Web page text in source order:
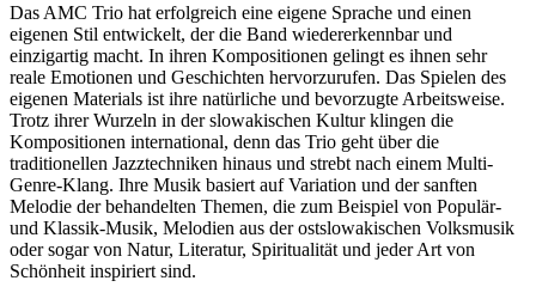
Das AMC Trio hat erfolgreich eine eigene Sprache und einen
eigenen Stil entwickelt, der die Band wiedererkennbar und
einzigartig macht. In ihren Kompositionen gelingt es ihnen sehr
reale Emotionen und Geschichten hervorzurufen. Das Spielen des
eigenen Materials ist ihre natürliche und bevorzugte Arbeitsweise.
Trotz ihrer Wurzeln in der slowakischen Kultur klingen die
Kompositionen international, denn das Trio geht über die
traditionellen Jazztechniken hinaus und strebt nach einem Multi-
Genre-Klang. Ihre Musik basiert auf Variation und der sanften
Melodie der behandelten Themen, die zum Beispiel von Populär-
und Klassik-Musik, Melodien aus der ostslowakischen Volksmusik
oder sogar von Natur, Literatur, Spiritualität und jeder Art von
Schönheit inspiriert sind.